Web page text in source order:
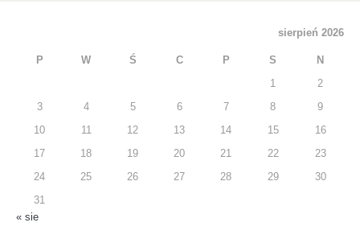
sierpień 2026
P W Ś C P S N
1 2
3 4 5 6 7 8 9
10 11 12 13 14 15 16
17 18 19 20 21 22 23
24 25 26 27 28 29 30
31
« sie